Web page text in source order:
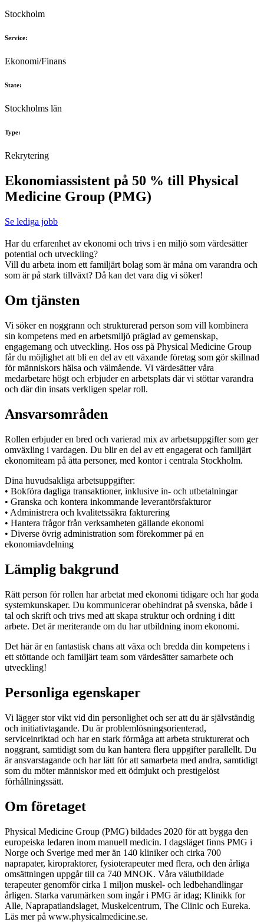
Stockholm
Service:
Ekonomi/Finans
State:
Stockholms län
Type:
Rekrytering
Ekonomiassistent på 50 % till Physical
Medicine Group (PMG)
Se lediga jobb
Har du erfarenhet av ekonomi och trivs i en miljö som värdesätter
potential och utveckling?
Vill du arbeta inom ett familjärt bolag som är måna om varandra och
som är på stark tillväxt? Då kan det vara dig vi söker!
Om tjänsten
Vi söker en noggrann och strukturerad person som vill kombinera
sin kompetens med en arbetsmiljö präglad av gemenskap,
engagemang och utveckling. Hos oss på Physical Medicine Group
får du möjlighet att bli en del av ett växande företag som gör skillnad
för människors hälsa och välmående. Vi värdesätter våra
medarbetare högt och erbjuder en arbetsplats där vi stöttar varandra
och där din insats verkligen spelar roll.
Ansvarsområden
Rollen erbjuder en bred och varierad mix av arbetsuppgifter som ger
omväxling i vardagen. Du blir en del av ett engagerat och familjärt
ekonomiteam på åtta personer, med kontor i centrala Stockholm.
Dina huvudsakliga arbetsuppgifter:
• Bokföra dagliga transaktioner, inklusive in- och utbetalningar
• Granska och kontera inkommande leverantörsfakturor
• Administrera och kvalitetssäkra fakturering
• Hantera frågor från verksamheten gällande ekonomi
• Diverse övrig administration som förekommer på en
ekonomiavdelning
Lämplig bakgrund
Rätt person för rollen har arbetat med ekonomi tidigare och har goda
systemkunskaper. Du kommunicerar obehindrat på svenska, både i
tal och skrift och trivs med att skapa struktur och ordning i ditt
arbete. Det är meriterande om du har utbildning inom ekonomi.
Det här är en fantastisk chans att växa och bredda din kompetens i
ett stöttande och familjärt team som värdesätter samarbete och
utveckling!
Personliga egenskaper
Vi lägger stor vikt vid din personlighet och ser att du är självständig
och initiativtagande. Du är problemlösningsorienterad,
serviceinriktad och har en stark förmåga att arbeta strukturerat och
noggrant, samtidigt som du kan hantera flera uppgifter parallellt. Du
är ansvarstagande och har lätt för att samarbeta med andra, samtidigt
som du möter människor med ett ödmjukt och prestigelöst
förhållningssätt.
Om företaget
Physical Medicine Group (PMG) bildades 2020 för att bygga den
europeiska ledaren inom manuell medicin. I dagsläget finns PMG i
Norge och Sverige med mer än 140 kliniker och cirka 700
naprapater, kiropraktorer, fysioterapeuter med flera, och den årliga
omsättningen uppgår till ca 740 MNOK. Våra välutbildade
terapeuter genomför cirka 1 miljon muskel- och ledbehandlingar
årligen. Starka varumärken som ingår i PMG är idag; Klinikk for
Alle, Naprapatlandslaget, Muskelcentrum, The Clinic och Eureka.
Läs mer på www.physicalmedicine.se.